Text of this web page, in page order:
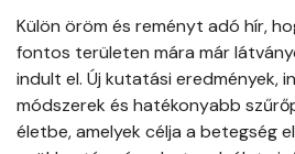
Külön öröm és reményt adó hír,
fontos területen mára már
indult el. Új kutatási eredmények,
módszerek és hatékonyabb
életbe, amelyek célja a betegség